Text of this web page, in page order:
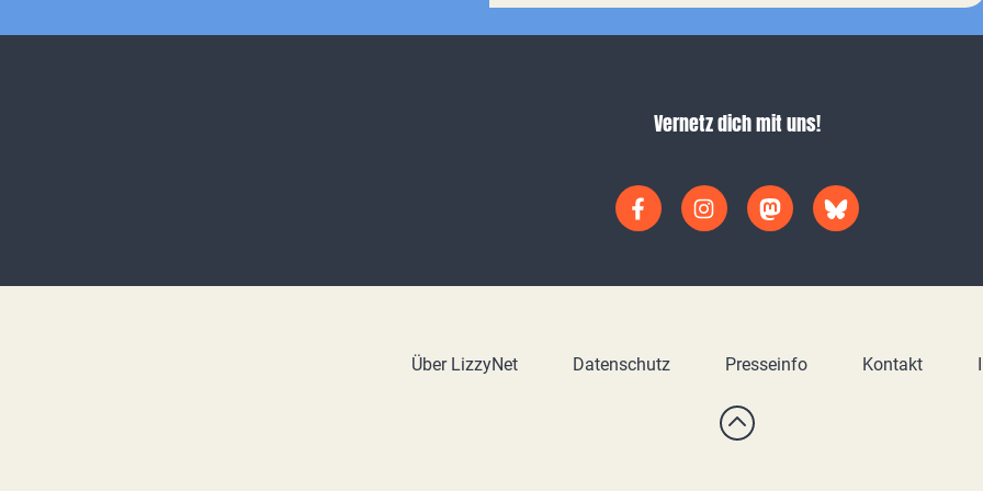
Vernetz dich mit uns!
Über LizzyNet Datenschutz Presseinfo Kontakt